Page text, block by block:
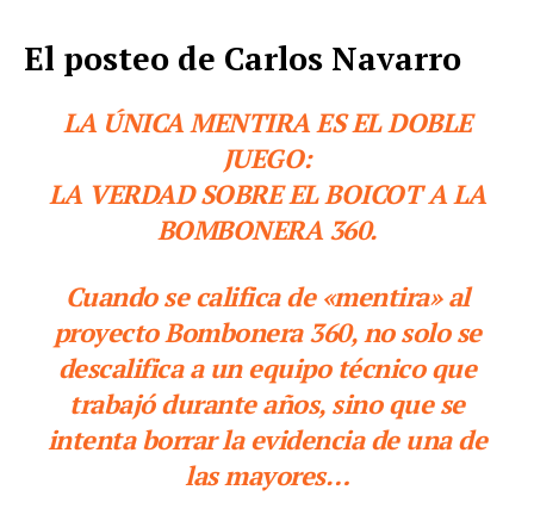
El posteo de Carlos Navarro
LA ÚNICA MENTIRA ES EL DOBLE
JUEGO:
LA VERDAD SOBRE EL BOICOT A LA
BOMBONERA 360.
​Cuando se califica de «mentira» al
proyecto Bombonera 360, no solo se
descalifica a un equipo técnico que
trabajó durante años, sino que se
intenta borrar la evidencia de una de
las mayores…